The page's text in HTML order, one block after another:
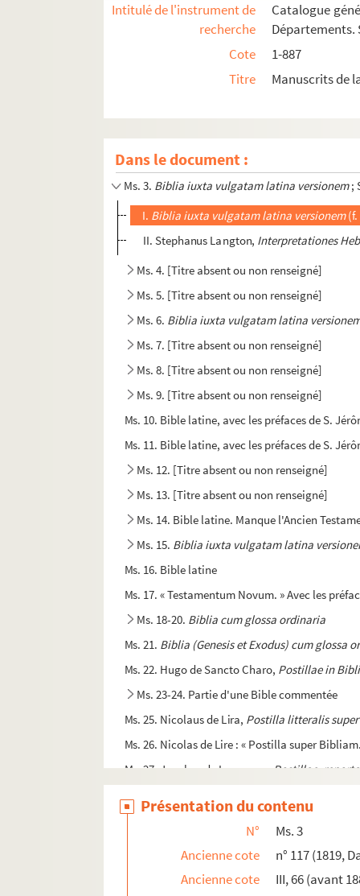
Intitulé de l'instrument de
recherche
Catalogue
Départements.
Cote
1-887
Titre
Manuscrits de
Dans le document :
Ms. 1.Biblia iuxta vulgatam latina
Ms. 2. [Titre absent ou non renseigné]
Ms. 3. Biblia iuxta vulgatam latina versionem;
I. Biblia iuxta vulgatam latina versionem(f.
II. Stephanus Langton, Interpretationes
Ms. 4. [Titre absent ou non renseigné]
Ms. 5. [Titre absent ou non renseigné]
Ms. 6. Biblia iuxta vulgatam latina
Ms. 7. [Titre absent ou non renseigné]
Ms. 8. [Titre absent ou non renseigné]
Ms. 9. [Titre absent ou non renseigné]
Ms. 10. Bible latine, avec les préfaces de S.
Ms. 11. Bible latine, avec les préfaces de S.
Ms. 12. [Titre absent ou non renseigné]
Ms. 13. [Titre absent ou non renseigné]
Ms. 14. Bible latine. Manque l'Ancien
Ms. 15. Biblia iuxta vulgatam latina
Ms. 16. Bible latine
Ms. 17. « Testamentum Novum. » Avec les
Ms. 18-20. Biblia cum glossa ordinaria
Ms. 21. Biblia (Genesis et Exodus) cum glossa
Ms. 22. Hugo de Sancto Charo, Postillae in
Ms. 23-24. Partie d'une Bible commentée
Ms. 25. Nicolaus de Lira, Postilla litteralis
Ms. 26. Nicolas de Lire : « Postilla super
Ms. 27. Jacobus de Lausanna,
Postillae,
Présentation du contenu
N°
Ms. 3
Ancienne cote
n° 117 (1819,
Ancienne cote
III, 66 (avant